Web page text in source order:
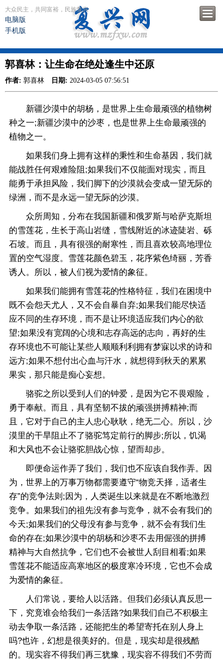
大众民主，共同富裕，民族复兴
电脑版
手机版
郭喜林：让生命在绝处逢生中还原
作者: 郭喜林 日期: 2024-03-05 07:56:51
新疆沙漠中的胡杨，是世界上生命最顽强的植物树
种之一;新疆沙漠中的沙枣，也是世界上生命最顽强的
植物之一。
如果我们身上拥有这样的秉性和生命基因，我们就
能战胜任何艰难险阻;如果我们不仅能面对现实，而且
能勇于承担风险，我们脚下的沙漠就会变成一望无际的
绿洲，而不是永远一望无际的沙漠。
众所周知，分布在我国新疆和俄罗斯与哈萨克斯坦
的雪莲花，生长于高山岩缝，雪线附近的冰迹陡岩、砾
石坡。而且，具有很强的耐寒性，而且喜欢较高地理位
置的空气湿度。雪莲花颜色碧玉，花序紫色绮丽，芳香
诱人。所以，被人们视为爱情的象征。
如果我们能拥有雪莲花的性格特征，我们在困境中
既不会怨天尤人，又不会自暴自弃;如果我们能尽快适
应不同的生存环境，而不是让环境适应我们内心的欲
望;如果没有宽阔的心境和志存高远的志向，再好的生
存环境也不可能让某些人顺顺利利拥有梦寐以求的诗和
远方;如果不想付出心血与汗水，就想得到秋天的累累
果实，那只能是痴心妄想。
骆驼之所以受到人们的钟爱，是因为它不畏艰险，
勇于奉献。而且，具有坚韧不拔的顽强拼搏精神;而
且，它对于自己的主人忠心耿耿，绝无二心。所以，沙
漠里的干旱阻止不了骆驼笃定前行的脚步;所以，饥渴
和大风也不会让骆驼胆战心惊，望而却步。
即便命运作弄了我们，我们也不应该自我作弄。因
为，世界上的万事万物都需要遵守“物竞天择，适者生
存”的竞争法则;因为，人类诞生以来就是在不断地激烈
竞争。如果我们的祖先没有参与竞争，就不会有我们的
今天;如果我们的父母没有参与竞争，就不会有我们生
命的存在;如果沙漠中的胡杨和沙枣不去用倔强的拼搏
精神与大自然抗争，它们也不会被世人刮目相看;如果
雪莲花不能适应高寒地区的极度寒冷环境，它也不会成
为爱情的象征。
人们常说，要给人以活路。但我们必须认真反思一
下，究竟谁会给我们一条活路?如果我们自己不积极主
动去争取一条活路，还能把生的希望寄托在别人身上
吗?也许，幻想是很美好的。但是，现实却是很残酷
的。现实容不得我们再三犹豫，现实容不得我们不劳而